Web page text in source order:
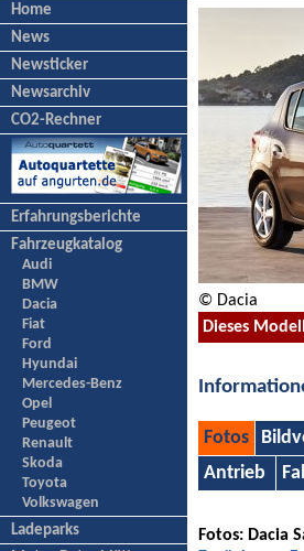
Home
News
Newsticker
Newsarchiv
CO2-Rechner
Erfahrungsberichte
Fahrzeugkatalog
Audi
BMW
Dacia
Fiat
Ford
Hyundai
Mercedes-Benz
Opel
Peugeot
Renault
Skoda
Toyota
Volkswagen
Ladeparks
© Dacia
Dieses
Fotos
Antrieb
Fotos: Dacia